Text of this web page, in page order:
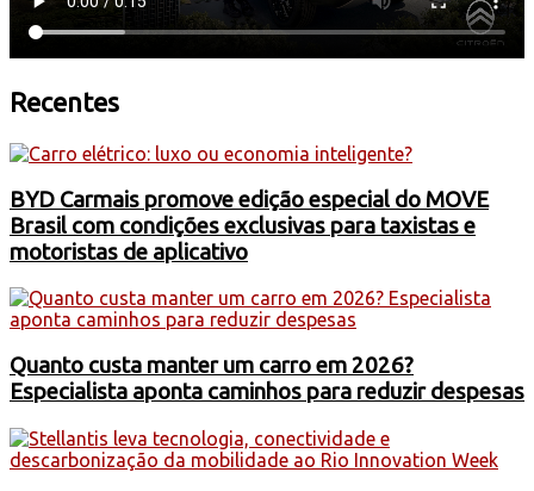
Recentes
BYD Carmais promove edição especial do MOVE
Brasil com condições exclusivas para taxistas e
motoristas de aplicativo
Quanto custa manter um carro em 2026?
Especialista aponta caminhos para reduzir despesas